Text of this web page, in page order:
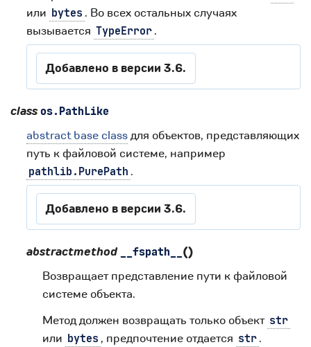
или bytes . Во всех остальных случаях
вызывается TypeError .
Добавлено в версии 3.6.
class os. PathLike
abstract base classдля объектов, представляющих
путь к файловой системе, например
pathlib.PurePath .
Добавлено в версии 3.6.
abstractmethod __fspath__ ()
Возвращает представление пути к файловой
системе объекта.
Метод должен возвращать только объект str
или bytes , предпочтение отдается str .